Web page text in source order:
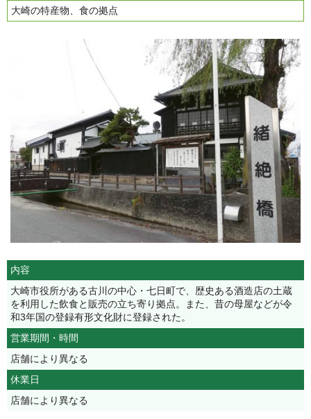
大崎の特産物、食の拠点
内容
大崎市役所がある古川の中心・七日町で、歴史ある酒造店の土蔵
を利用した飲食と販売の立ち寄り拠点。また、昔の母屋などが令
和3年国の登録有形文化財に登録された。
営業期間・時間
店舗により異なる
休業日
店舗により異なる